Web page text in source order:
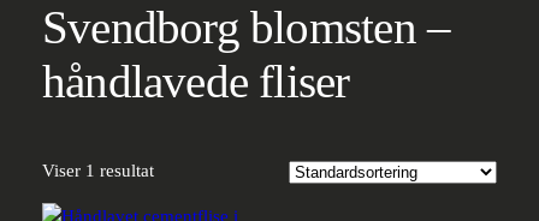
Svendborg blomsten –
håndlavede fliser
Viser 1 resultat